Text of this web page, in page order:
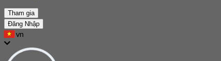
Tham gia
Đăng Nhập
vn